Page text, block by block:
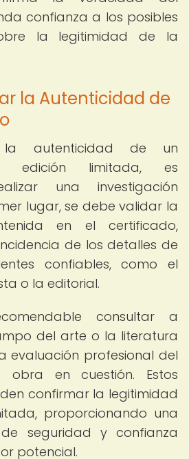
confianza a los posibles
la legitimidad de la
la Autenticidad de
la autenticidad de un
edición limitada, es
una investigación
lugar, se debe validar la
en el certificado,
de los detalles de
confiables, como el
o la editorial.
consultar a
del arte o la literatura
evaluación profesional del
en cuestión. Estos
confirmar la legitimidad
proporcionando una
seguridad y confianza
potencial.